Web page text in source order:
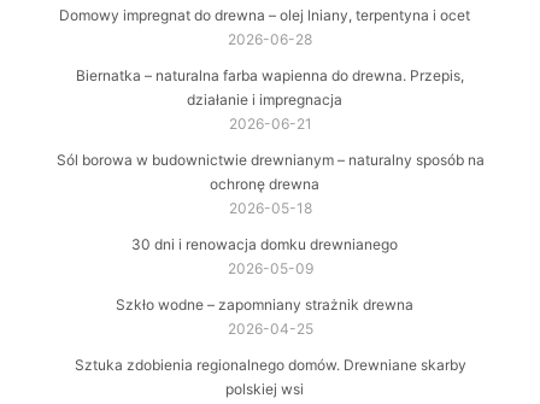
Domowy impregnat do drewna – olej lniany, terpentyna i ocet
2026-06-28
Biernatka – naturalna farba wapienna do drewna. Przepis,
działanie i impregnacja
2026-06-21
Sól borowa w budownictwie drewnianym – naturalny sposób na
ochronę drewna
2026-05-18
30 dni i renowacja domku drewnianego
2026-05-09
Szkło wodne – zapomniany strażnik drewna
2026-04-25
Sztuka zdobienia regionalnego domów. Drewniane skarby
polskiej wsi